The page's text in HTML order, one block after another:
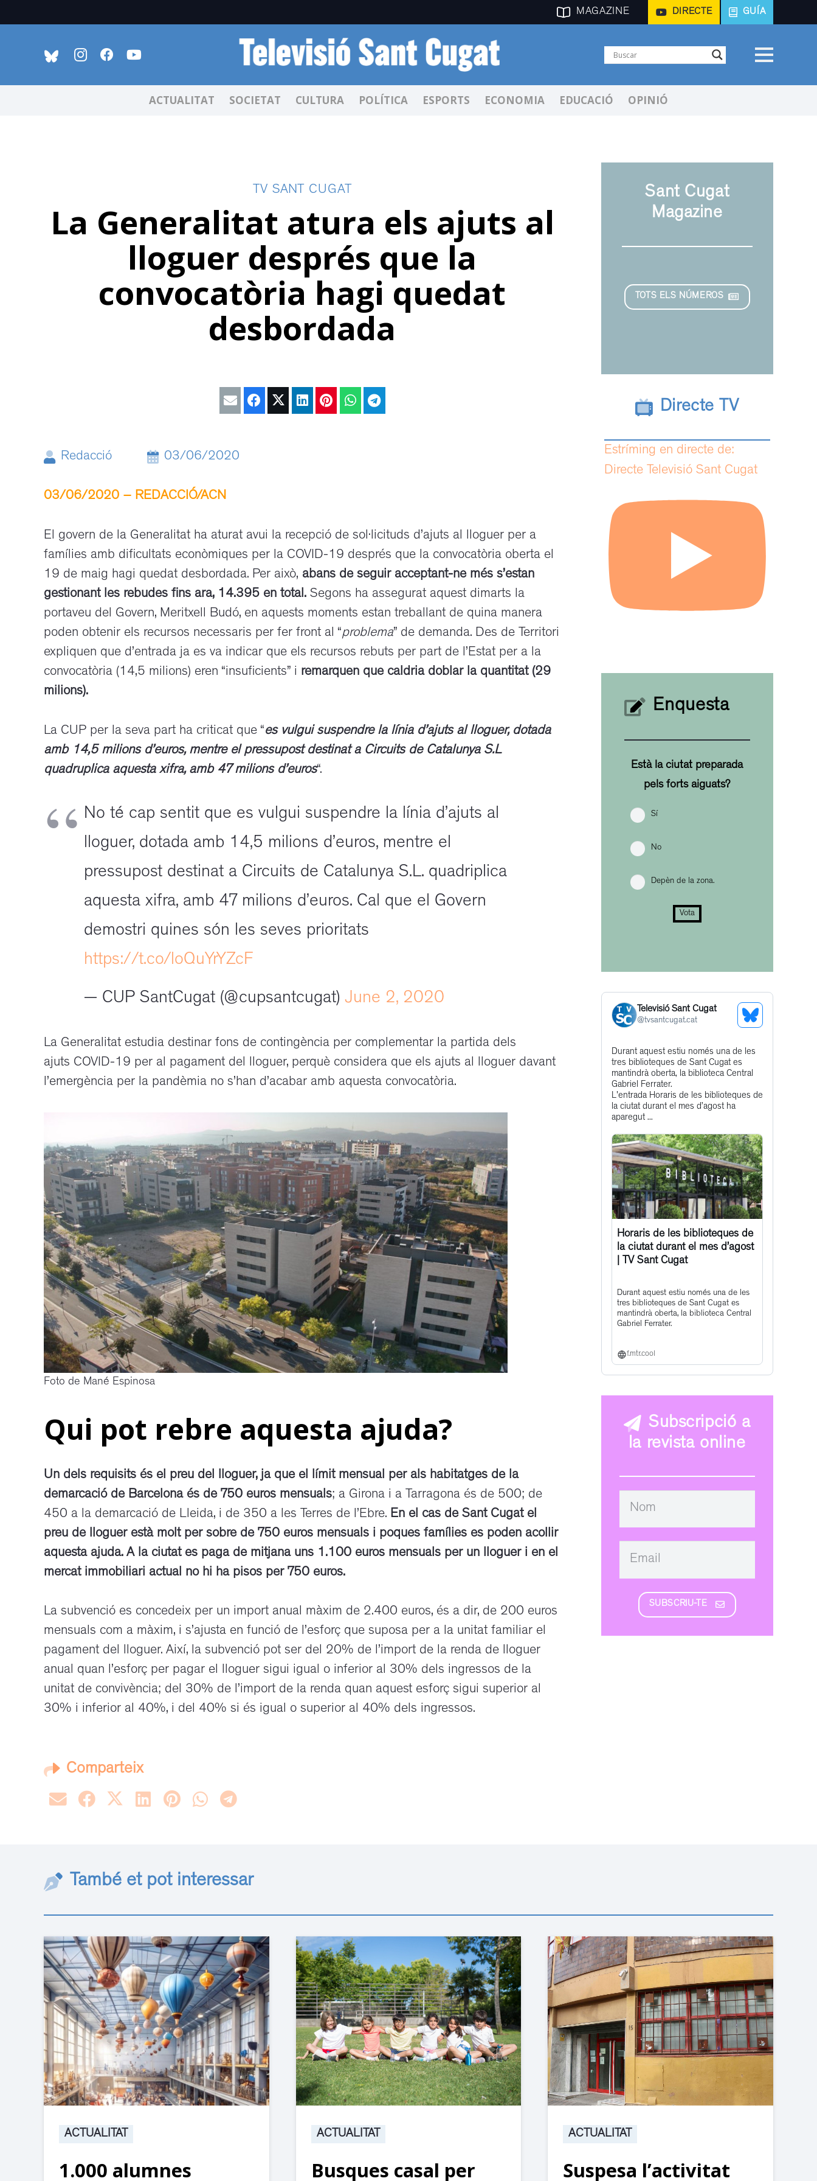
MAGAZINE DIRECTE GUÍA
ACTUALITAT SOCIETAT CULTURA POLÍTICA ESPORTS ECONOMIA EDUCACIÓ OPINIÓ
TV SANT CUGAT
La Generalitat atura els ajuts al
lloguer després que la
convocatòria hagi quedat
desbordada
Redacció 03/06/2020
03/06/2020 – REDACCIÓ/ACN
El govern de la Generalitat ha aturat avui la recepció de sol·licituds d’ajuts al lloguer per a
famílies amb dificultats econòmiques per la COVID-19 després que la convocatòria oberta el
19 de maig hagi quedat desbordada. Per això, abans de seguir acceptant-ne més s’estan
gestionant les rebudes fins ara, 14.395 en total. Segons ha assegurat aquest dimarts la
portaveu del Govern, Meritxell Budó, en aquests moments estan treballant de quina manera
poden obtenir els recursos necessaris per fer front al “problema” de demanda. Des de Territori
expliquen que d’entrada ja es va indicar que els recursos rebuts per part de l’Estat per a la
convocatòria (14,5 milions) eren “insuficients” i remarquen que caldria doblar la quantitat (29
milions).
La CUP per la seva part ha criticat que “es vulgui suspendre la línia d’ajuts al lloguer, dotada
amb 14,5 milions d’euros, mentre el pressupost destinat a Circuits de Catalunya S.L
quadruplica aquesta xifra, amb 47 milions d’euros“.
No té cap sentit que es vulgui suspendre la línia d’ajuts al
lloguer, dotada amb 14,5 milions d’euros, mentre el
pressupost destinat a Circuits de Catalunya S.L. quadriplica
aquesta xifra, amb 47 milions d’euros. Cal que el Govern
demostri quines són les seves prioritats
https://t.co/loQuYrYZcF
— CUP SantCugat (@cupsantcugat) June 2, 2020
La Generalitat estudia destinar fons de contingència per complementar la partida dels
ajuts COVID-19 per al pagament del lloguer, perquè considera que els ajuts al lloguer davant
l’emergència per la pandèmia no s’han d’acabar amb aquesta convocatòria.
Foto de Mané Espinosa
Qui pot rebre aquesta ajuda?
Un dels requisits és el preu del lloguer, ja que el límit mensual per als habitatges de la
demarcació de Barcelona és de 750 euros mensuals; a Girona i a Tarragona és de 500; de
450 a la demarcació de Lleida, i de 350 a les Terres de l’Ebre. En el cas de Sant Cugat el
preu de lloguer està molt per sobre de 750 euros mensuals i poques famílies es poden acollir
aquesta ajuda. A la ciutat es paga de mitjana uns 1.100 euros mensuals per un lloguer i en el
mercat immobiliari actual no hi ha pisos per 750 euros.
La subvenció es concedeix per un import anual màxim de 2.400 euros, és a dir, de 200 euros
mensuals com a màxim, i s’ajusta en funció de l’esforç que suposa per a la unitat familiar el
pagament del lloguer. Així, la subvenció pot ser del 20% de l’import de la renda de lloguer
anual quan l’esforç per pagar el lloguer sigui igual o inferior al 30% dels ingressos de la
unitat de convivència; del 30% de l’import de la renda quan aquest esforç sigui superior al
30% i inferior al 40%, i del 40% si és igual o superior al 40% dels ingressos.
Comparteix
Sant Cugat
Magazine
TOTS ELS NÚMEROS
Directe TV
Estríming en directe de:
Directe Televisió Sant Cugat
Enquesta
Està la ciutat preparada
pels forts aiguats?
Sí
No
Depèn de la zona.
Vota
Televisió Sant Cugat
@tvsantcugat.cat
See
Profile
Get
to
this
post
Durant aquest estiu només una de les
tres biblioteques de Sant Cugat es
mantindrà oberta, la biblioteca Central
Gabriel Ferrater.
L'entrada Horaris de les biblioteques de
la ciutat durant el mes d’agost ha
aparegut ...
Horaris de les biblioteques de
la ciutat durant el mes d’agost
| TV Sant Cugat
Durant aquest estiu només una de les
tres biblioteques de Sant Cugat es
mantindrà oberta, la biblioteca Central
Gabriel Ferrater.
f.mtr.cool
Subscripció a
la revista online
SUBSCRIU-TE
També et pot interessar
ACTUALITAT
1.000 alumnes
ACTUALITAT
Busques casal per
ACTUALITAT
Suspesa l’activitat